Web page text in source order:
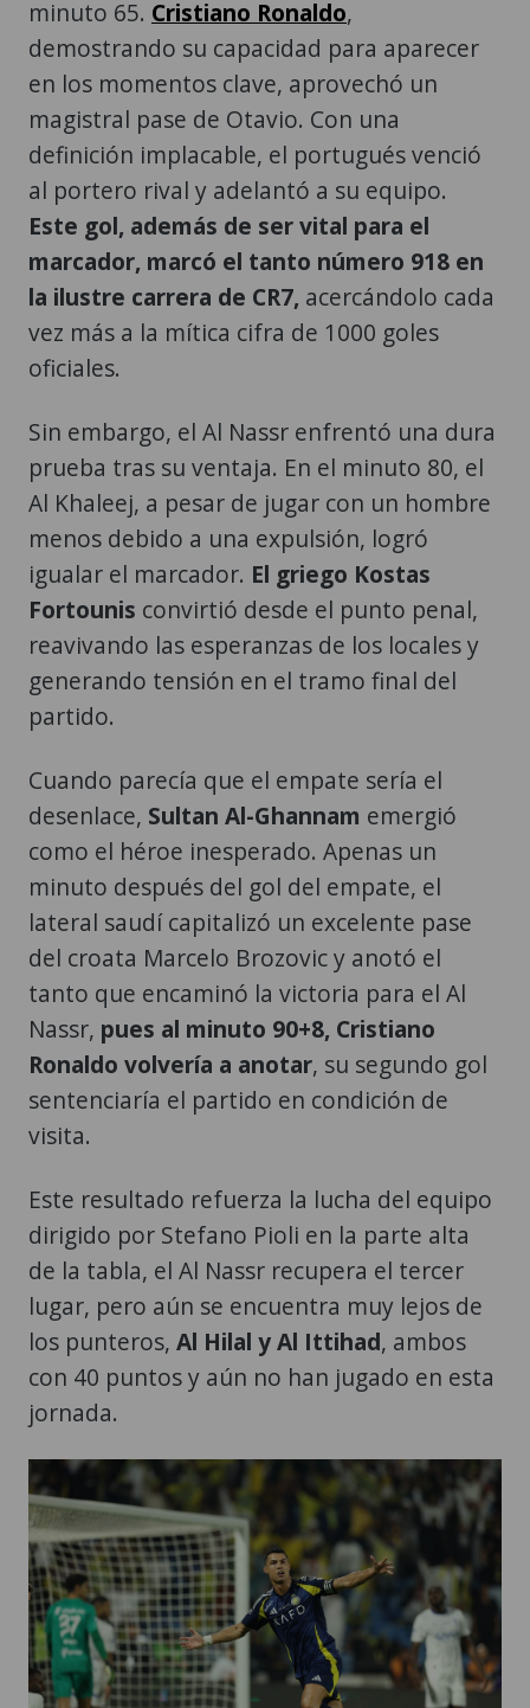
minuto 65. Cristiano Ronaldo,
demostrando su capacidad para aparecer
en los momentos clave, aprovechó un
magistral pase de Otavio. Con una
definición implacable, el portugués venció
al portero rival y adelantó a su equipo.
Este gol, además de ser vital para el
marcador, marcó el tanto número 918 en
la ilustre carrera de CR7, acercándolo cada
vez más a la mítica cifra de 1000 goles
oficiales.
Sin embargo, el Al Nassr enfrentó una dura
prueba tras su ventaja. En el minuto 80, el
Al Khaleej, a pesar de jugar con un hombre
menos debido a una expulsión, logró
igualar el marcador. El griego Kostas
Fortounis convirtió desde el punto penal,
reavivando las esperanzas de los locales y
generando tensión en el tramo final del
partido.
Cuando parecía que el empate sería el
desenlace, Sultan Al-Ghannam emergió
como el héroe inesperado. Apenas un
minuto después del gol del empate, el
lateral saudí capitalizó un excelente pase
del croata Marcelo Brozovic y anotó el
tanto que encaminó la victoria para el Al
Nassr, pues al minuto 90+8, Cristiano
Ronaldo volvería a anotar, su segundo gol
sentenciaría el partido en condición de
visita.
Este resultado refuerza la lucha del equipo
dirigido por Stefano Pioli en la parte alta
de la tabla, el Al Nassr recupera el tercer
lugar, pero aún se encuentra muy lejos de
los punteros, Al Hilal y Al Ittihad, ambos
con 40 puntos y aún no han jugado en esta
jornada.